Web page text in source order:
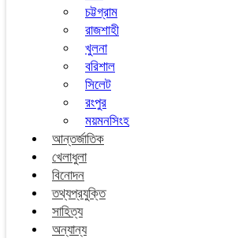
চট্টগ্রাম
রাজশাহী
খুলনা
বরিশাল
সিলেট
রংপুর
ময়মনসিংহ
আন্তর্জাতিক
খেলাধুলা
বিনোদন
তথ্যপ্রযুক্তি
সাহিত্য
অন্যান্য